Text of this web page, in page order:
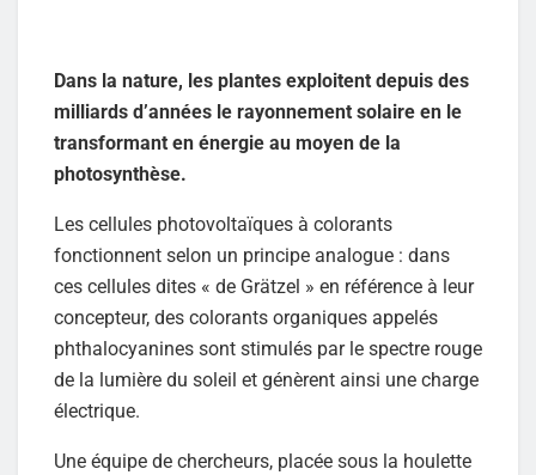
Dans la nature, les plantes exploitent depuis des
milliards d’années le rayonnement solaire en le
transformant en énergie au moyen de la
photosynthèse.
Les cellules photovoltaïques à colorants
fonctionnent selon un principe analogue : dans
ces cellules dites « de Grätzel » en référence à leur
concepteur, des colorants organiques appelés
phthalocyanines sont stimulés par le spectre rouge
de la lumière du soleil et génèrent ainsi une charge
électrique.
Une équipe de chercheurs, placée sous la houlette